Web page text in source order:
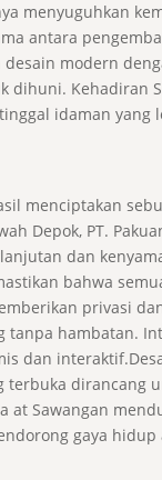
menyuguhkan
antara
desain modern
Kehadiran
idaman
menciptakan
Depok, PT.
dan
bahwa
privasi
tanpa hambatan.
dan
dirancang
Sawangan
gaya